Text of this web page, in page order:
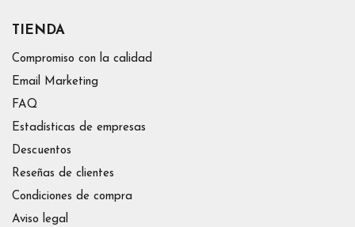
TIENDA
Compromiso con la calidad
Email Marketing
FAQ
Estadísticas de empresas
Descuentos
Reseñas de clientes
Condiciones de compra
Aviso legal